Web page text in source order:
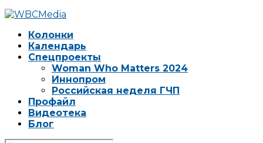
Колонки
Календарь
Спецпроекты
Woman Who Matters 2024
Иннопром
Российская неделя ГЧП
Профайл
Видеотека
Блог